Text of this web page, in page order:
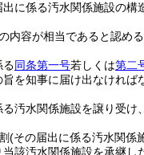
に係る汚水関係施設の
内容が相当であると認める
る同条第一号若しくは第二
を知事に届け出なければ
汚水関係施設を譲り受
(その届出に係る汚水関係
該汚水関係施設を承継し